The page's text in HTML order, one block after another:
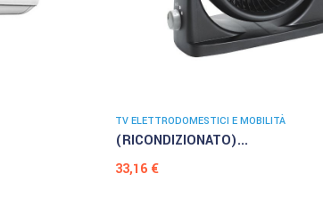
TV ELETTRODOMESTICI E MOBILITÀ
(RICONDIZIONATO)...
Prezzo
33,16 €